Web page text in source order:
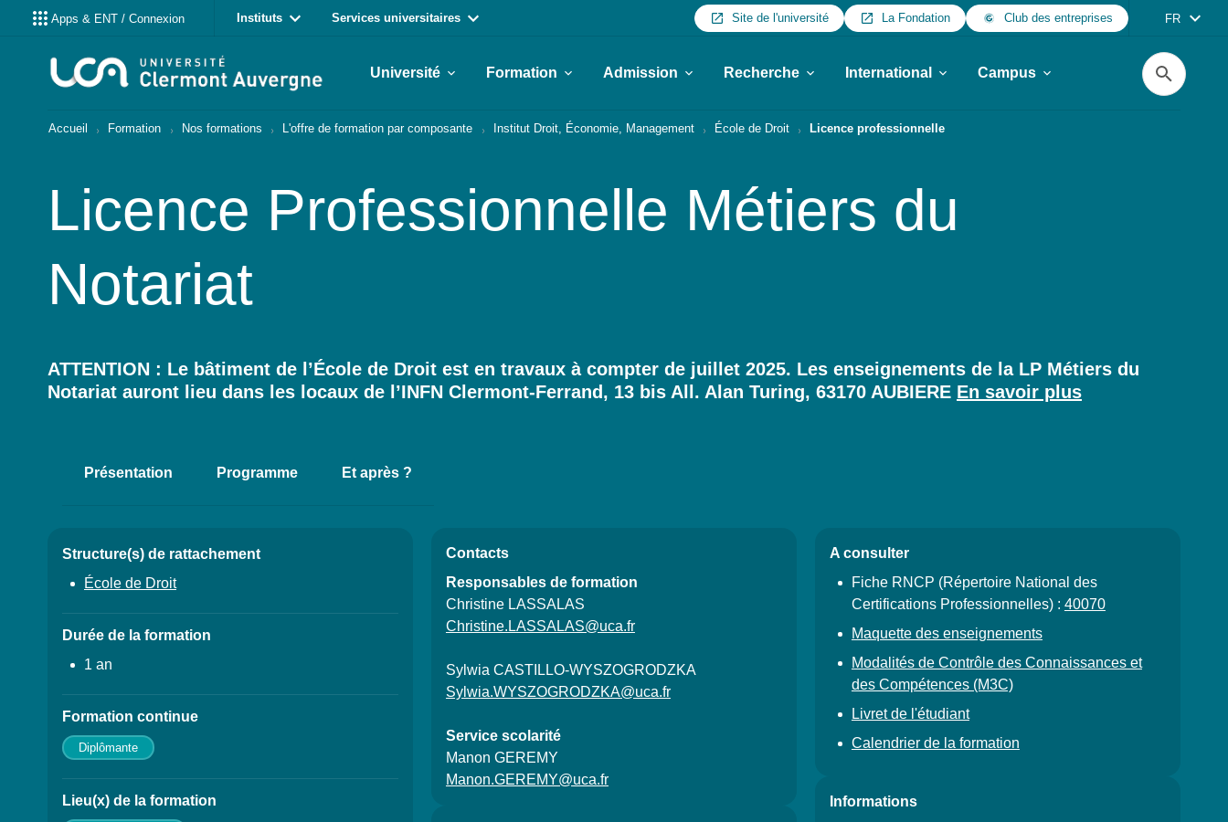
Apps & ENT / Connexion Instituts Services universitaires Site de l'université La Fondation Club des entreprises FR
Université Formation Admission Recherche International Campus
Recherche
Accueil Formation Nos formations L'offre de formation par composante Institut Droit, Économie, Management École de Droit Licence professionnelle
Licence Professionnelle Métiers du
Notariat
ATTENTION : Le bâtiment de l’École de Droit est en travaux à compter de juillet 2025. Les enseignements de la LP Métiers du
Notariat auront lieu dans les locaux de l’INFN Clermont-Ferrand, 13 bis All. Alan Turing, 63170 AUBIERE En savoir plus
Présentation Programme Et après ?
Détails
Structure(s) de rattachement
École de Droit
Durée de la formation
1 an
Formation continue
Diplômante
Lieu(x) de la formation
Contacts
Responsables de formation
Christine LASSALAS
Christine.LASSALAS@uca.fr
Sylwia CASTILLO-WYSZOGRODZKA
Sylwia.WYSZOGRODZKA@uca.fr
Service scolarité
Manon GEREMY
Manon.GEREMY@uca.fr
A consulter
Fiche RNCP (Répertoire National des
Certifications Professionnelles) : 40070
Maquette des enseignements
Modalités de Contrôle des Connaissances et
des Compétences (M3C)
Livret de l'étudiant
Calendrier de la formation
Informations